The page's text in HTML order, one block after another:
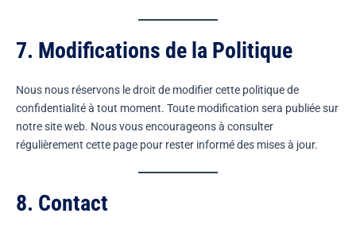
7. Modifications de la Politique
Nous nous réservons le droit de modifier cette politique de
confidentialité à tout moment. Toute modification sera publiée sur
notre site web. Nous vous encourageons à consulter
régulièrement cette page pour rester informé des mises à jour.
8. Contact